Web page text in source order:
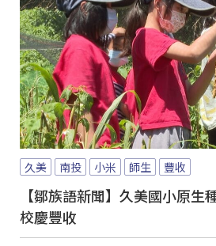
久美 南投 小米 師生 豐收
【鄒族語新聞】久美國小原生
校慶豐收